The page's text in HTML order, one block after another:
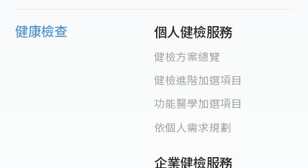
健康檢查 個人健檢服務
健檢方案總覽
健檢進階加選項目
功能醫學加選項目
依個人需求規劃
企業健檢服務